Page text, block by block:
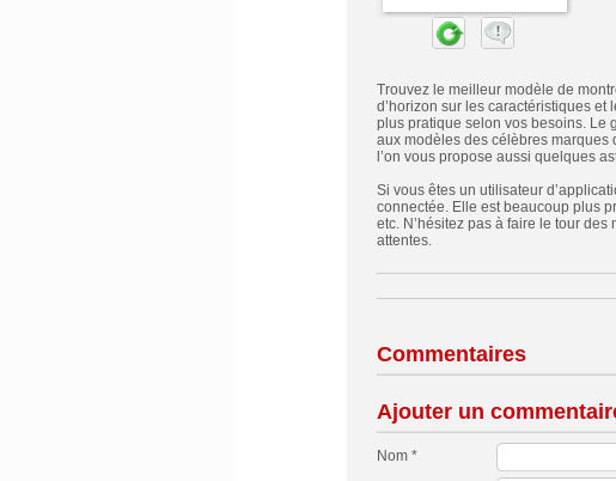
Trouvez le meilleur modèle de
d’horizon sur les caractéristiques
plus pratique selon vos besoins. Le
aux modèles des célèbres marques
l’on vous propose aussi quelques
Si vous êtes un utilisateur
connectée. Elle est beaucoup plus
etc. N’hésitez pas à faire le tour
attentes.
Commentaires
Ajouter un
Nom *